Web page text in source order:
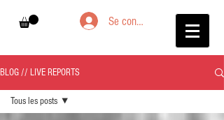
Se connecter
BLOG // LIVE REPORTS
Tous les posts